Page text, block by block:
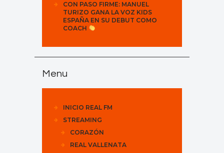
CON PASO FIRME: MANUEL
TURIZO GANA LA VOZ KIDS
ESPAÑA EN SU DEBUT COMO
COACH
Menu
INICIO REAL FM
STREAMING
CORAZÓN
REAL VALLENATA